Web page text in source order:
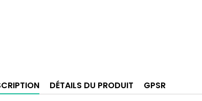
DÉTAILS DU PRODUIT GPSR